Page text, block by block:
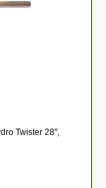
Twister 28",